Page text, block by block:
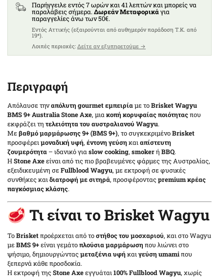
7
9
10
Παρήγγειλε εντός 7 ωρών και 41 λεπτών και μπορείς να
παραλάβεις σήμερα.Δωρεάν Μεταφορικάγια
παραγγελίες άνω των 50€.
Eντός Αττικής (εξαιρούνται από αυθημερόν παράδοση T.K. από
19*).
Λοιπές περιοχές: Δείτε αν εξυπηρετούμε →
Περιγραφή
Απόλαυσε τηναπόλυτη gourmet εμπειρίαμε τοBrisket Wagyu
BMS 9+ Australia Stone Axe, μιακοπή κορυφαίας ποιότηταςπου
εκφράζει τη τελειότητα του αυστραλιανού Wagyu.
Μεβαθμό μαρμάρωσης 9+ (BMS 9+), το συγκεκριμένοBrisket
προσφέρειμοναδική υφή, έντονη γεύση καιαπίστευτη
ζουμερότητα – ιδανικό γιαslow cooking, smokerή BBQ.
ΗStone Axeείναι από τις πιο βραβευμένες φάρμες της Αυστραλίας,
εξειδικευμένη σεFullblood Wagyu, με εκτροφή σε φυσικές
συνθήκες καιδιατροφή με σιτηρά, προσφέρονταςpremium κρέας
παγκόσμιας κλάσης.
🥩 Τι είναι το Brisket Wagyu
ΤοBrisketπροέρχεται από τοστήθος του μοσχαριού, και στο Wagyu
μεBMS 9+είναι γεμάτοπλούσια μαρμάρωση που λιώνει στο
ψήσιμο, δημιουργώνταςμεταξένια υφή και γεύση umamiπου
ξεπερνά κάθε προσδοκία.
Η εκτροφή τηςStone Axeεγγυάται 100% Fullblood Wagyu, χωρίς